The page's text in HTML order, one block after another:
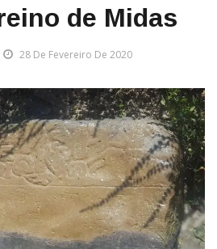
de Midas
28 De Fevereiro De 2020